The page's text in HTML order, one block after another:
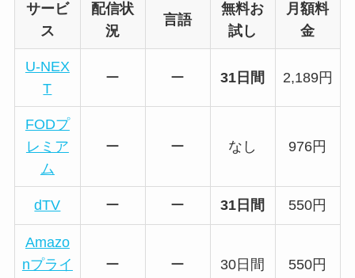
サービ
ス
配信状
況
言語
無料お
試し
月額料
金
U-NEX
T
ー ー 31日間 2,189円
FODプ
レミア
ム
ー ー なし 976円
dTV ー ー 31日間 550円
Amazo
nプライ
ー ー 30日間 550円